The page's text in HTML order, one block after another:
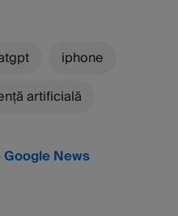
iphone
artificială
Google News